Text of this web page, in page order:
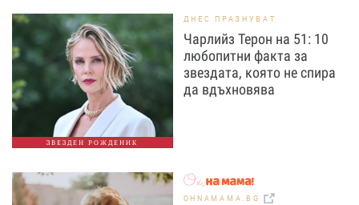
ЗВЕЗДЕН РОЖДЕНИК
ДНЕС ПРАЗНУВАТ
Чарлийз Терон на 51: 10
любопитни факта за
звездата, която не спира
да вдъхновява
OHNAMAMA.BG